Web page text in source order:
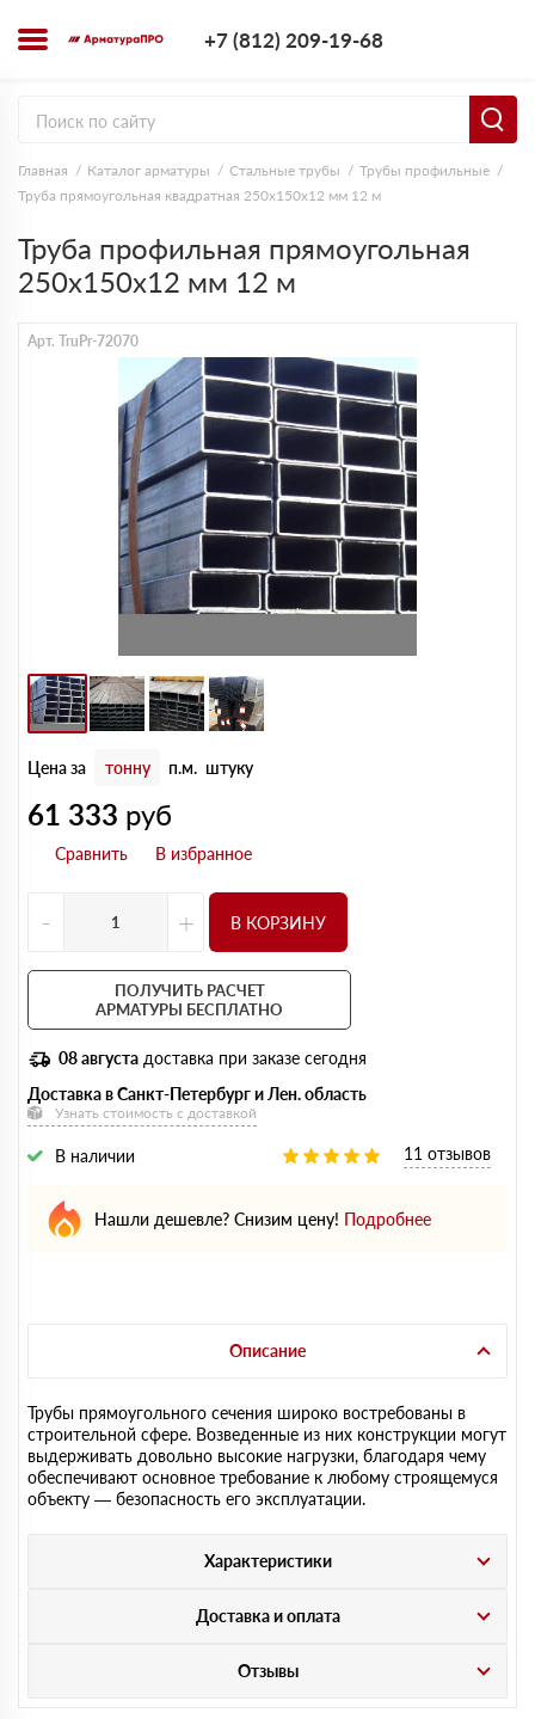
+7 (812) 209-19-68
Главная Каталог арматуры Стальные трубы
Трубы профильные
Труба прямоугольная квадратная 250х150х12 мм 12 м
Труба профильная прямоугольная
250х150х12 мм 12 м
Арт. TruPr-72070
Цена за тонну п.м. штуку
61 333 руб
- + В КОРЗИНУ
ПОЛУЧИТЬ РАСЧЕТ
АРМАТУРЫ БЕСПЛАТНО
08 августа доставка при заказе сегодня
Доставка в Санкт-Петербург и Лен. область
Узнать стоимость с доставкой
В наличии 11 отзывов
Нашли дешевле? Снизим цену! Подробнее
Описание
Трубы прямоугольного сечения широко востребованы в
строительной сфере. Возведенные из них конструкции могут
выдерживать довольно высокие нагрузки, благодаря чему
обеспечивают основное требование к любому строящемуся
объекту — безопасность его эксплуатации.
Характеристики
Доставка и оплата
Отзывы